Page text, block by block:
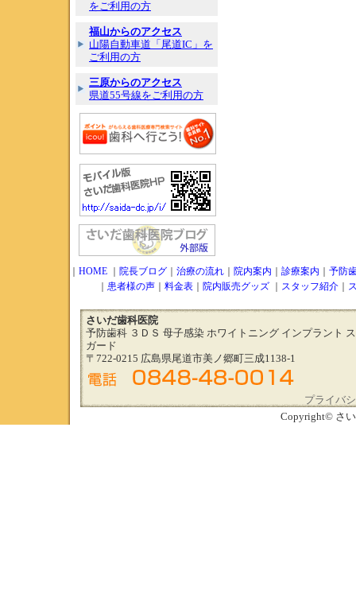
をご利用の方
福山からのアクセス
山陽自動車道「尾道IC」を
ご利用の方
三原からのアクセス
県道55号線をご利用の方
HOME｜ 院長ブログ｜ 治療の流れ｜ 院内案内 診療案内
予防
患者様の声｜ 料金表｜ 院内販売グッズ スタッフ紹介｜
さいだ歯科医院
予防歯科 ３ＤＳ 母子感染 ホワイトニング インプラント
ガード
〒722-0215 広島県尾道市美ノ郷町三成1138-1
プライバ
Copyright© さ